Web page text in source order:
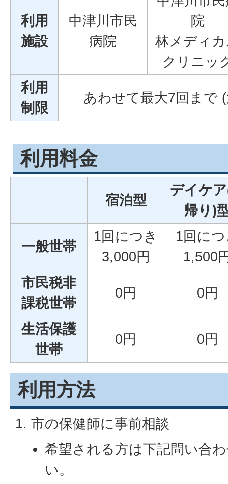
利用
施設
中津川市民
病院
院
林メディ
クリニッ
利用
制限
あわせて最大7回まで
利用料金
宿泊型
デイケ
帰り)
一般世帯
1回につき
3,000円
1回に
1,500
市民税非
課税世帯
0円 0円
生活保護
世帯
0円 0円
利用方法
1. 市の保健師に事前相談
希望される方は下記問い合
い。